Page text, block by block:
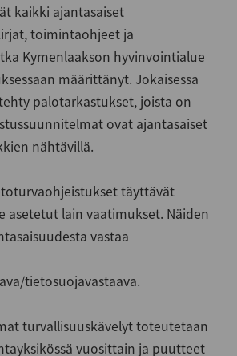
kaikki ajantasaiset
toimintaohjeet ja
Kymenlaakson hyvinvointialue
määrittänyt. Jokaisessa
palotarkastukset, joista on
ovat ajantasaiset
nähtävillä.
täyttävät
asetetut lain vaatimukset. Näiden
vastaa
tietosuojavastaava.
turvallisuuskävelyt toteutetaan
vuosittain ja puutteet